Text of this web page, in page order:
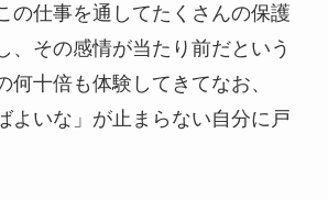
の仕事を通してたくさんの保護
、その感情が当たり前だという
何十倍も体験してきてなお、
よいな」が止まらない自分に戸